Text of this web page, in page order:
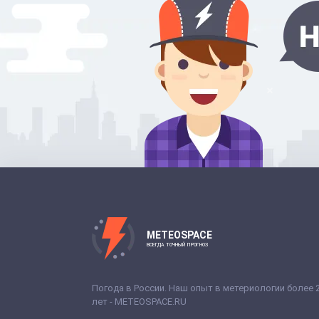
METEOSPACE
ВСЕГДА ТОЧНЫЙ ПРОГНОЗ
Погода в России. Наш опыт в метериологии более
лет - METEOSPACE.RU